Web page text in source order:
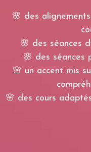
🌸 des
🌸 des séances
🌸 des séances
🌸 un accent mis
🌸 des cours